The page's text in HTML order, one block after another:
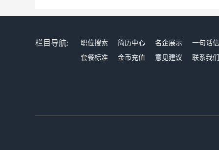
栏目导航: 职位搜索 简历中心 名企展示
一句话
套餐标准
金币充值 意见建议 联系我们